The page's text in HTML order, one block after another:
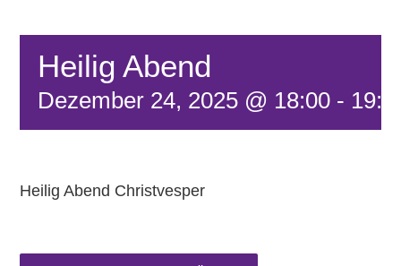
Heilig Abend
Dezember 24, 2025 @ 18:00 -
Heilig Abend Christvesper